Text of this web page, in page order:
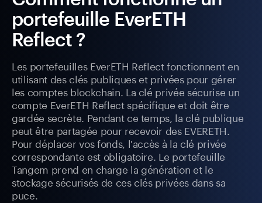
portefeuille EverETH
Reflect ?
Les portefeuilles EverETH Reflect fonctionnent en
utilisant des clés publiques et privées pour gérer
les comptes blockchain. La clé privée sécurise un
compte EverETH Reflect spécifique et doit être
gardée secrète. Pendant ce temps, la clé publique
peut être partagée pour recevoir des EVERETH.
Pour déplacer vos fonds, l'accès à la clé privée
correspondante est obligatoire. Le portefeuille
Tangem prend en charge la génération et le
stockage sécurisés de ces clés privées dans sa
puce.